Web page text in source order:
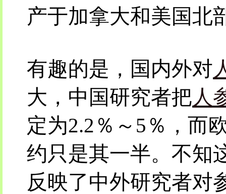
产于加拿大和美国北
有趣的是，国内外对
大，中国研究者把人
定为2.2％～5％，而
约只是其一半。不知
反映了中外研究者对